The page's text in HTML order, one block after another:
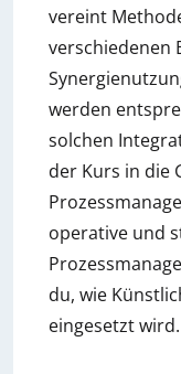
vereint
verschiedenen
werden
solchen
der Kurs in die
operative und
du, wie
eingesetzt wird.